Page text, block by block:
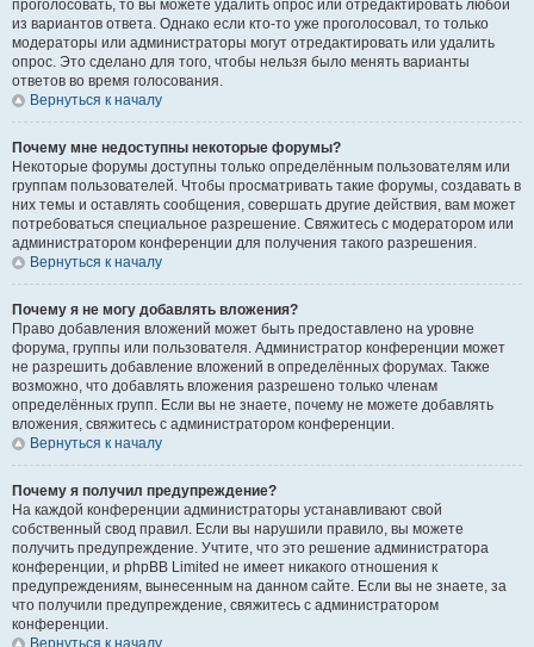
проголосовать, то вы можете удалить опрос или отредактировать любой
из вариантов ответа. Однако если кто-то уже проголосовал, то только
модераторы или администраторы могут отредактировать или удалить
опрос. Это сделано для того, чтобы нельзя было менять варианты
ответов во время голосования.
Вернуться к началу
Почему мне недоступны некоторые форумы?
Некоторые форумы доступны только определённым пользователям или
группам пользователей. Чтобы просматривать такие форумы, создавать в
них темы и оставлять сообщения, совершать другие действия, вам может
потребоваться специальное разрешение. Свяжитесь с модератором или
администратором конференции для получения такого разрешения.
Вернуться к началу
Почему я не могу добавлять вложения?
Право добавления вложений может быть предоставлено на уровне
форума, группы или пользователя. Администратор конференции может
не разрешить добавление вложений в определённых форумах. Также
возможно, что добавлять вложения разрешено только членам
определённых групп. Если вы не знаете, почему не можете добавлять
вложения, свяжитесь с администратором конференции.
Вернуться к началу
Почему я получил предупреждение?
На каждой конференции администраторы устанавливают свой
собственный свод правил. Если вы нарушили правило, вы можете
получить предупреждение. Учтите, что это решение администратора
конференции, и phpBB Limited не имеет никакого отношения к
предупреждениям, вынесенным на данном сайте. Если вы не знаете, за
что получили предупреждение, свяжитесь с администратором
конференции.
Вернуться к началу